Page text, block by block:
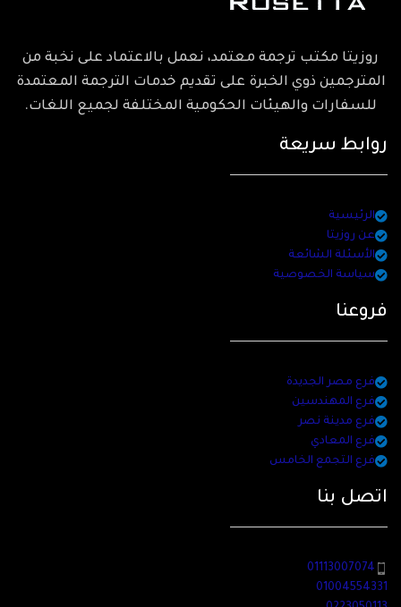
روزيتا مكتب ترجمة معتمد، نعمل بالاعتماد على نخبة من
المترجمين ذوي الخبرة على تقديم خدمات الترجمة المعتمدة
للسفارات والهيئات الحكومية المختلفة لجميع اللغات.
روابط سريعة
الرئيسية
عن روزيتا
الأسئلة الشائعة
سياسة الخصوصية
فروعنا
فرع مصر الجديدة
فرع المهندسين
فرع مدينة نصر
فرع المعادي
فرع التجمع الخامس
اتصل بنا
01113007074
01004554331